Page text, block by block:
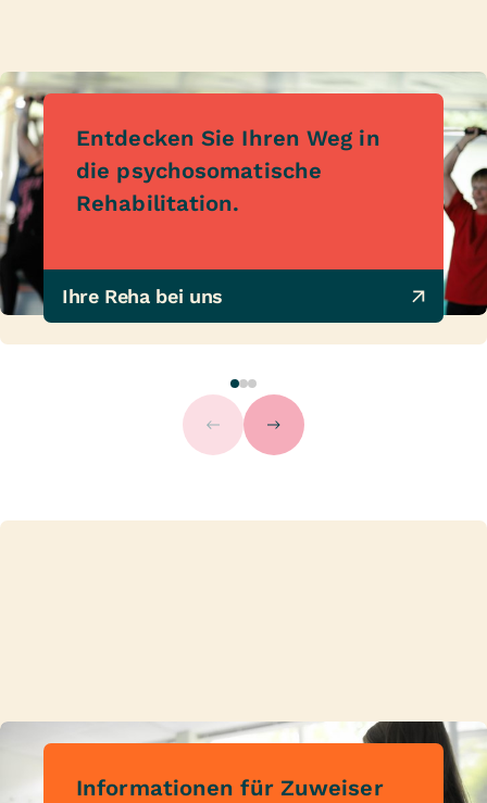
Entdecken Sie Ihren Weg in
die psychosomatische
Rehabilitation.
Informationen für Zuweiser